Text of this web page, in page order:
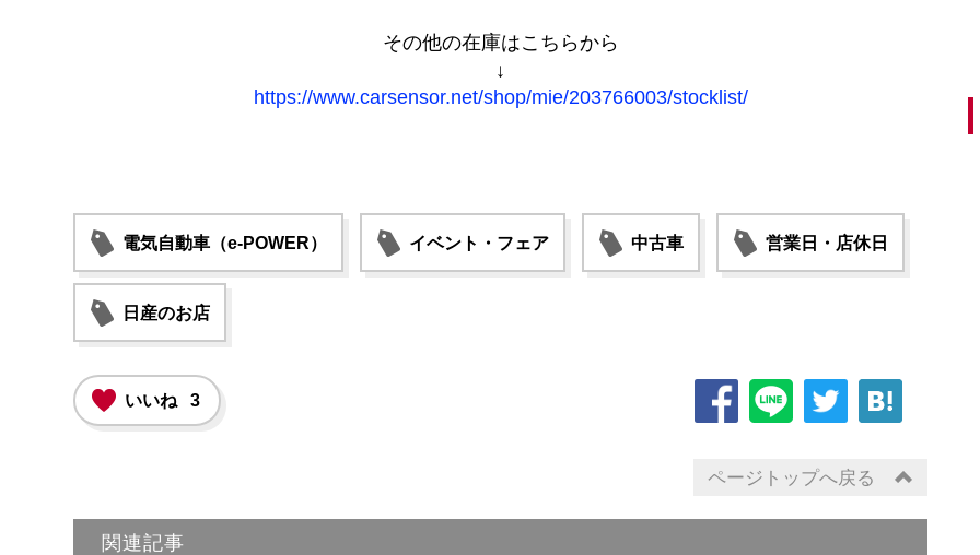
その他の在庫はこちらから
↓
https://www.carsensor.net/shop/mie/203766003/stocklist/
電気自動車（e-POWER） イベント・フェア 中古車 営業日・店休日
日産のお店
いいね 3
ページトップへ戻る
関連記事